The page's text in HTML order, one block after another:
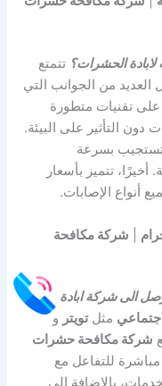
الحشرات؟ تتمتع
العديد من الجوانب التي
على تقنيات متطورة
التأثير على البيئة.
بسرعة
أخيرًا، تتميز بأسعار
أنواع الإصابات.
شركة مكافحة
الى شركة ابادة
مثلتويتر و
شركة مكافحة حشرات
للتفاعل مع